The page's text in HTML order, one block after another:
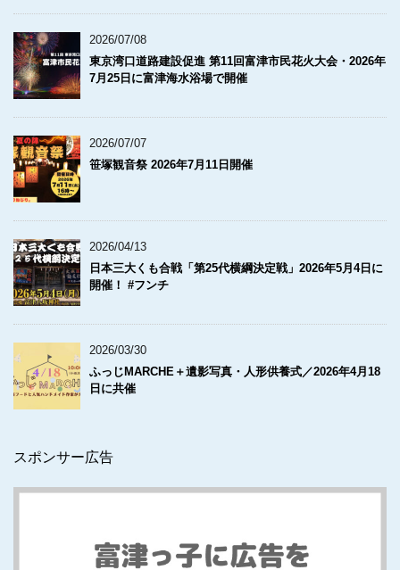
2026/07/08
東京湾口道路建設促進 第11回富津市民花火大会・2026年
7月25日に富津海水浴場で開催
2026/07/07
笹塚観音祭 2026年7月11日開催
2026/04/13
日本三大くも合戦「第25代横綱決定戦」2026年5月4日に
開催！ #フンチ
2026/03/30
ふっじMARCHE＋遺影写真・人形供養式／2026年4月18
日に共催
スポンサー広告